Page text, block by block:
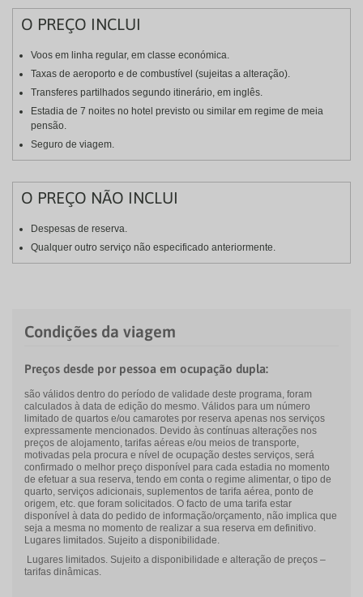
O PREÇO INCLUI
Voos em linha regular, em classe económica.
Taxas de aeroporto e de combustível (sujeitas a alteração).
Transferes partilhados segundo itinerário, em inglês.
Estadia de 7 noites no hotel previsto ou similar em regime de meia
pensão.
Seguro de viagem.
O PREÇO NÃO INCLUI
Despesas de reserva.
Qualquer outro serviço não especificado anteriormente.
Condições da viagem
Preços desde por pessoa em ocupação dupla:
são válidos dentro do período de validade deste programa, foram
calculados à data de edição do mesmo. Válidos para um número
limitado de quartos e/ou camarotes por reserva apenas nos serviços
expressamente mencionados. Devido às contínuas alterações nos
preços de alojamento, tarifas aéreas e/ou meios de transporte,
motivadas pela procura e nível de ocupação destes serviços, será
confirmado o melhor preço disponível para cada estadia no momento
de efetuar a sua reserva, tendo em conta o regime alimentar, o tipo de
quarto, serviços adicionais, suplementos de tarifa aérea, ponto de
origem, etc. que foram solicitados. O facto de uma tarifa estar
disponível à data do pedido de informação/orçamento, não implica que
seja a mesma no momento de realizar a sua reserva em definitivo.
Lugares limitados. Sujeito a disponibilidade.
Lugares limitados. Sujeito a disponibilidade e alteração de preços –
tarifas dinâmicas.